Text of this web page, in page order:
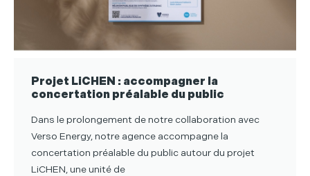
Projet LiCHEN : accompagner la
concertation préalable du public
Dans le prolongement de notre collaboration avec
Verso Energy, notre agence accompagne la
concertation préalable du public autour du projet
LiCHEN, une unité de